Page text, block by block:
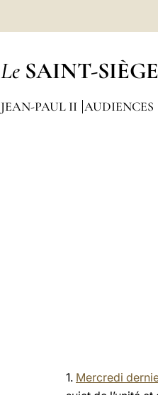
Le SAINT-SIÈGE
JEAN-PAUL II AUDIENCES
1. Mercredi